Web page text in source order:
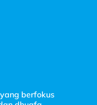
berfokus